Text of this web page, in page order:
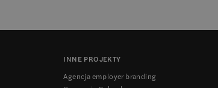
INNE PROJEKTY
Agencja employer branding